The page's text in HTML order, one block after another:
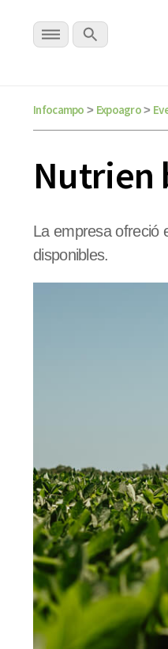
Infocampo > Expoagro>
Nutrien
La empresa ofreció
disponibles.